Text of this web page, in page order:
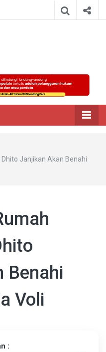
Janjikan Akan Benahi
Benahi
Voli
: